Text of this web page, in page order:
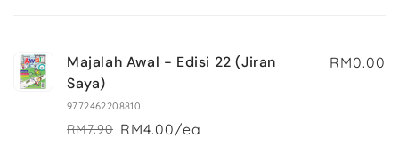
Majalah Awal - Edisi 22 (Jiran
Saya)
9772462208810
Regular
RM7.90
Sale
RM4.00/ea
RM0.00